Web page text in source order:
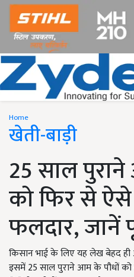
Home
खेती-बाड़ी
25 साल
को फिर से
फलदार, जानें
किसान भाई के लिए यह लेख बेहद
इसमें 25 साल पुराने आम के पौधों